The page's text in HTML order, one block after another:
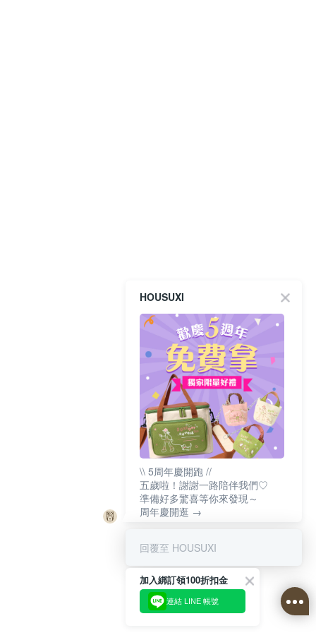
HOUSUXI
\\ 5周年慶開跑 //
五歲啦！謝謝一路陪伴我們♡
準備好多驚喜等你來發現～
周年慶開逛 →
回覆至 HOUSUXI
加入綁訂領100折扣金
連結 LINE 帳號